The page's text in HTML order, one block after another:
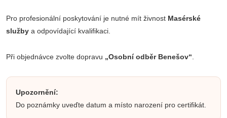
Pro profesionální poskytování je nutné mít živnost Masérské
služby a odpovídající kvalifikaci.
Při objednávce zvolte dopravu „Osobní odběr Benešov“
Upozornění:
Do poznámky uveďte datum a místo narození pro certifikát.